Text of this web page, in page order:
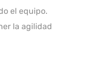
el equipo.
la agilidad